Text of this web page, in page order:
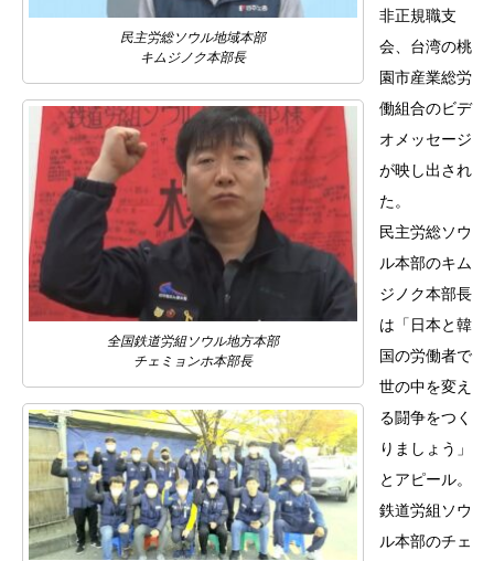
民主労総ソウル地域本部
キムジノク本部長
全国鉄道労組ソウル地方本部
チェミョンホ本部長
非正規職支
会、台湾の桃
園市産業総労
働組合のビデ
オメッセージ
が映し出され
た。
民主労総ソウ
ル本部のキム
ジノク本部長
は「日本と韓
国の労働者で
世の中を変え
る闘争をつく
りましょう」
とアピール。
鉄道労組ソウ
ル本部のチェ